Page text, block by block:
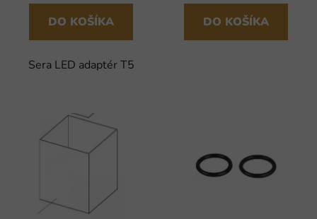
DO KOŠÍKA
Sera LED adaptér T5
DO KOŠÍKA